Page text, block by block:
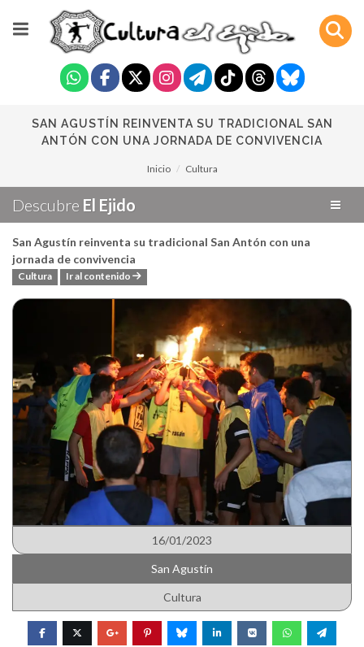
SAN AGUSTÍN REINVENTA SU TRADICIONAL SAN
ANTÓN CON UNA JORNADA DE CONVIVENCIA
Inicio Cultura
Descubre El Ejido
San Agustín reinventa su tradicional San Antón con una
jornada de convivencia
Cultura Ir al contenido
16/01/2023
San Agustín
Cultura